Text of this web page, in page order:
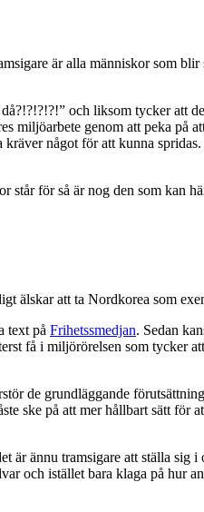
är alla människor som
och liksom tycker att
miljöarbete genom att peka på
något för att kunna
står för så är nog den som kan
älskar att ta Nordkorea som
text på Frihetssmedjan. Sedan
få i miljörörelsen som tycker
de grundläggande
ske på att mer hållbart sätt för
är ännu tramsigare att ställa sig
och istället bara klaga på hur